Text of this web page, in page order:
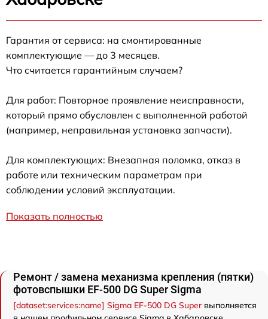
Гарантия от сервиса: на смонтированные
комплектующие — до 3 месяцев.
Что считается гарантийным случаем?
Для работ: Повторное проявление неисправности,
который прямо обусловлен с выполненной работой
(например, неправильная установка запчасти).
Для комплектующих: Внезапная поломка, отказ в
работе или техническим параметрам при
соблюдении условий эксплуатации.
Показать полностью
Ремонт / замена механизма крепления (пятки)
фотовспышки EF-500 DG Super Sigma
[dataset:services:name] Sigma EF-500 DG Superвыполняется